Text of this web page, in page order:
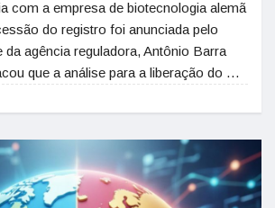
com a empresa de biotecnologia alemã
do registro foi anunciada pelo
da agência reguladora, Antônio Barra
que a análise para a liberação do …